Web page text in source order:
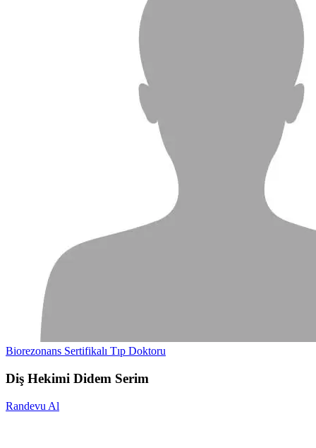
Biorezonans Sertifikalı Tıp Doktoru
Diş Hekimi Didem Serim
Randevu Al